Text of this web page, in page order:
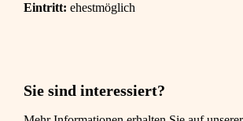
Eintritt: ehestmöglich
Sie sind interessiert?